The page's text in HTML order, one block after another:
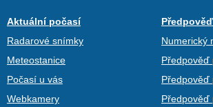
Aktuální počasí
Radarové snímky
Meteostanice
Počasí u vás
Webkamery
Numerický
Předpověď
Předpověď
Předpověď